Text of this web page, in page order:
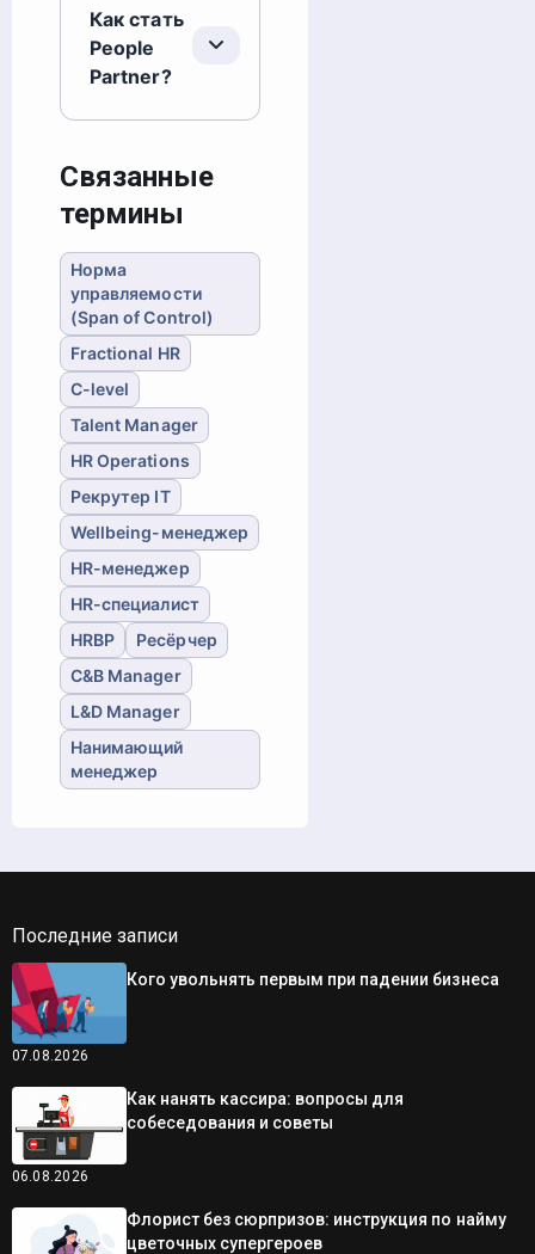
Как стать
People
Partner?
Связанные
термины
Норма
управляемости
(Span of Control)
Fractional HR
C-level
Talent Manager
HR Operations
Рекрутер IT
Wellbeing-менеджер
HR-менеджер
HR-специалист
HRBP
Ресёрчер
C&B Manager
L&D Manager
Нанимающий
менеджер
Последние записи
07.08.2026
Кого увольнять первым при падении бизнеса
06.08.2026
Как нанять кассира: вопросы для
собеседования и советы
Флорист без сюрпризов: инструкция по найму
цветочных супергероев